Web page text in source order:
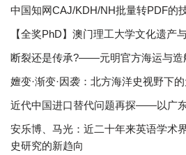
中国知网CAJ/KDH/NH批量转PDF的
【全奖PhD】澳门理工大学文化遗产
断裂还是传承?——元明官方海运与造
嬗变·渐变·因袭：北方海洋史视野下
近代中国进口替代问题再探——以广
安乐博、马光：近二十年来英语学术
史研究的新趋向